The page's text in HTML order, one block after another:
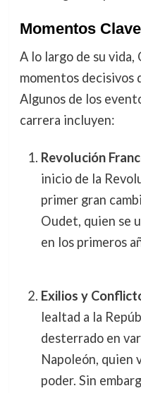
Momentos
A lo largo de su
momentos decisivos
Algunos de los
carrera incluyen:
Revolución
inicio de la
primer gran
Oudet, quien se
en los primeros
Exilios y
lealtad a la
desterrado en
Napoleón, quien
poder. Sin